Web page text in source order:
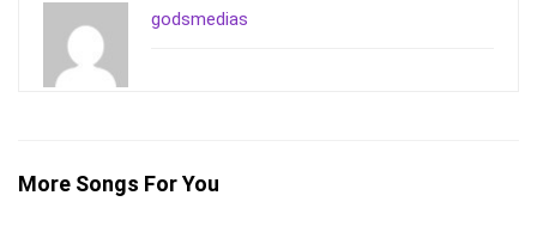
godsmedias
More Songs For You